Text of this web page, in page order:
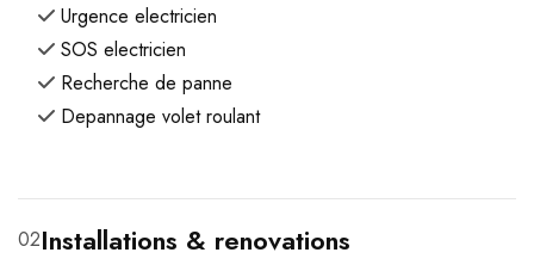
Urgence electricien
SOS electricien
Recherche de panne
Depannage volet roulant
02Installations & renovations